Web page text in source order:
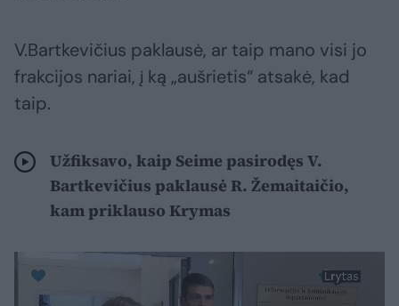
V.Bartkevičius paklausė, ar taip mano visi jo
frakcijos nariai, į ką „aušrietis“ atsakė, kad
taip.
Užfiksavo, kaip Seime pasirodęs V.
Bartkevičius paklausė R. Žemaitaičio,
kam priklauso Krymas